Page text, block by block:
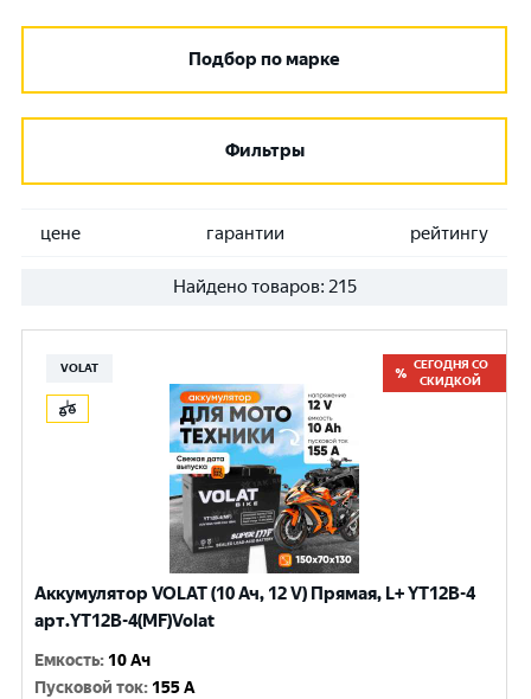
Подбор по марке
Фильтры
цене гарантии рейтингу
Найдено товаров: 215
VOLAT
СЕГОДНЯ СО
СКИДКОЙ
Аккумулятор VOLAT (10 Ач, 12 V) Прямая, L+ YT12B-4
арт.YT12B-4(MF)Volat
Емкость: 10 Ач
Пусковой ток: 155 A